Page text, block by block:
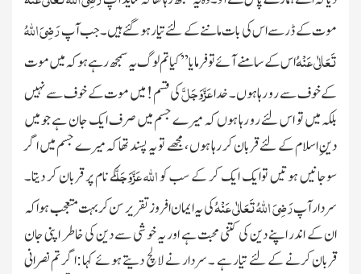
موت کے ڈر سے اس کی بات ماننے کے لئے تیار ہو گئے ہیں۔ جب آپرَضِیَ اللہُ
تَعَالٰی عَنْہُاس کے سامنے آئے تو فرمایا ’’کیا تم لوگ یہ سمجھ رہے ہوکہ میں موت
کےخوف سے رو رہا ہوں۔ خداعَزَّوَجَلَّکی قسم ! میںموت کے خوف سے نہیں
بلکہ میں تو اس لئے رو رہا ہوں کہ میرے جسم میںصرف ایک جان ہے جو میں
دینِ اسلام کے لئے قربان کر رہا ہوں ، مجھے تو یہ پسند تھا کہ میرے جسم میں اگر
سوجانیں ہوتیںتوایک ایک کر کے سب کواللہعَزَّوَجَلَّکے نام پر قربان کر دیتا۔
سردار آپرَضِیَ اللہُ تَعَالٰی عَنْہُکی یہ ایمان افروز تقریر سن کر بہت متعجب ہوا کہ
ان کے اندر اپنے دین کی کتنی محبت ہے اور یہ خوشی سے دین کی خاطر اپنی جان
قربان کرنے کے لئے تیار ہے ۔ سردار نے لالچ دیتے ہوئے کہا :اگر تم نصرانی